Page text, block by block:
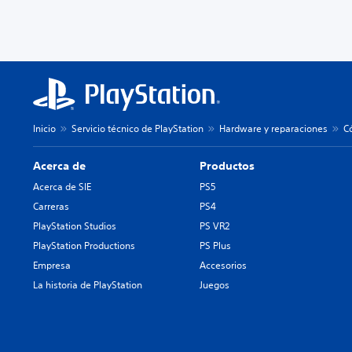
Inicio Servicio técnico de PlayStation Hardware y reparaciones
Acerca de
Acerca de SIE
Carreras
PlayStation Studios
PlayStation Productions
Empresa
La historia de PlayStation
Productos
PS5
PS4
PS VR2
PS Plus
Accesorios
Juegos